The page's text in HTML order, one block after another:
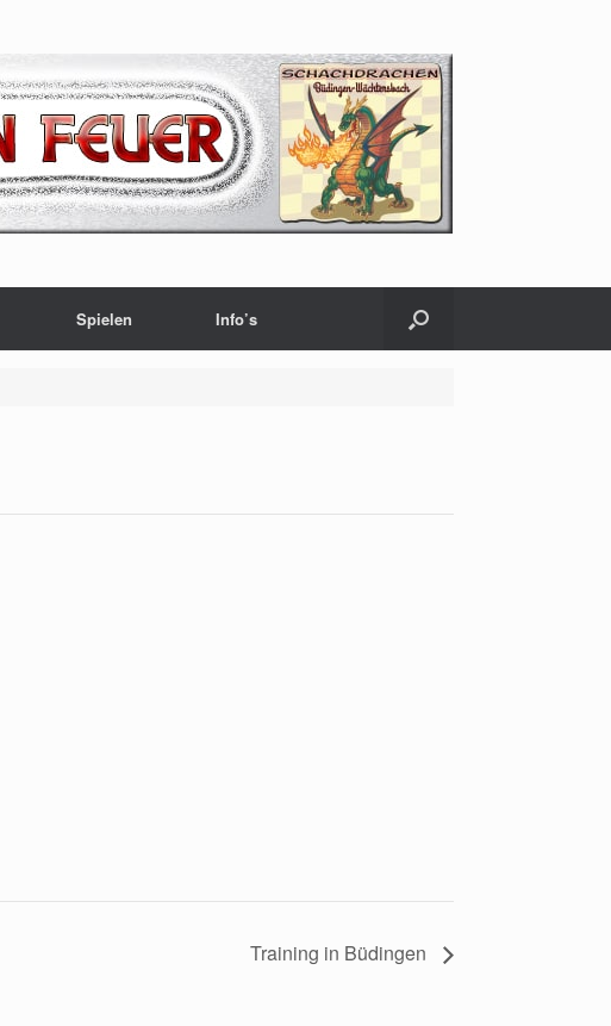
Spielen Info’s
Training in Büdingen